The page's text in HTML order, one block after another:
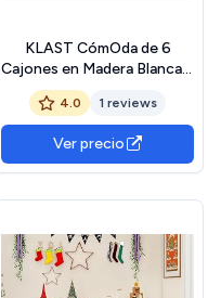
KLAST CómOda de 6
Cajones en Madera Blanca y
Ratán Natural, Ideal para un
Dormitorio Acogedor y
Organizado.
4.0 1 reviews
Ver precio